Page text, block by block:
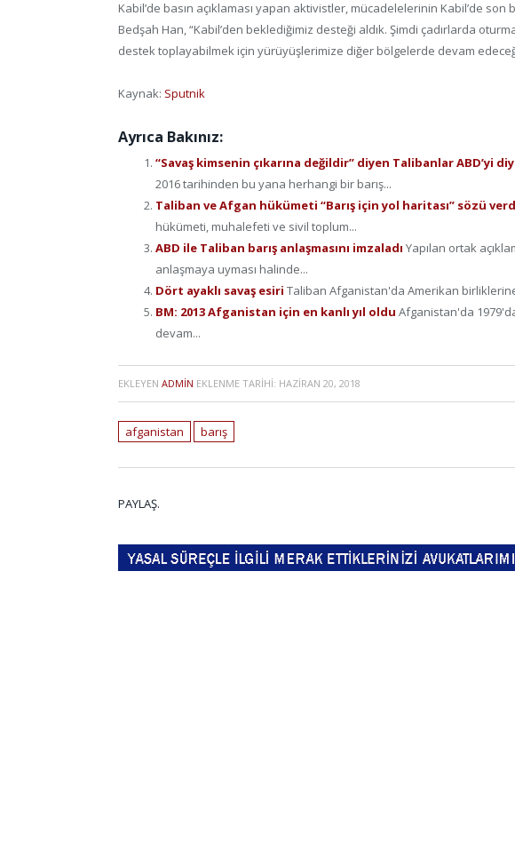
Kabil’de basın açıklaması yapan aktivistler, mücadelelerinin Kabil’de son
Bedşah Han, “Kabil’den beklediğimiz desteği aldık. Şimdi çadırlarda
destek toplayabilmek için yürüyüşlerimize diğer bölgelerde devam
Kaynak: Sputnik
Ayrıca Bakınız:
“Savaş kimsenin çıkarına değildir” diyen Talibanlar ABD’yi
2016 tarihinden bu yana herhangi bir barış...
Taliban ve Afgan hükümeti “Barış için yol haritası” sözü
hükümeti, muhalefeti ve sivil toplum...
ABD ile Taliban barış anlaşmasını imzaladı Yapılan ortak
anlaşmaya uyması halinde...
Dört ayaklı savaş esiri Taliban Afganistan'da Amerikan
BM: 2013 Afganistan için en kanlı yıl oldu Afganistan'da
devam...
EKLEYEN ADMIN EKLENME TARIHI: HAZIRAN 20, 2018
afganistan barış
PAYLAŞ.